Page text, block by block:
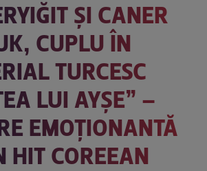
ȘI CANER
CUPLU ÎN
TURCESC
LUI AYŞE” –
EMOȚIONANTĂ
HIT COREEAN